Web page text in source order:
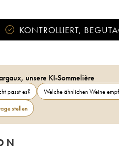
KONTROLLIERT,
unsere KI-Sommelière
passt es? Welche ähnlichen Weine
stellen